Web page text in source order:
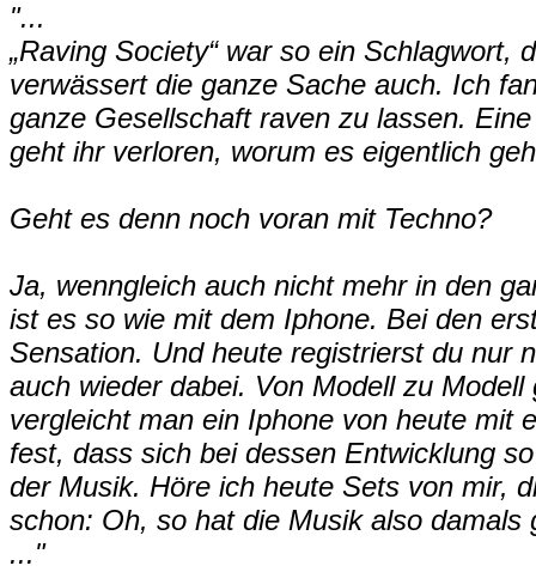
"...
„Raving Society“ war so ein
verwässert die ganze Sache auch. Ich
ganze Gesellschaft raven zu lassen.
geht ihr verloren, worum es eigentlich
Geht es denn noch voran mit Techno?
Ja, wenngleich auch nicht mehr in den
ist es so wie mit dem Iphone. Bei den
Sensation. Und heute registrierst du nur
auch wieder dabei. Von Modell zu
vergleicht man ein Iphone von heute mit
fest, dass sich bei dessen Entwicklung
der Musik. Höre ich heute Sets von mir,
schon: Oh, so hat die Musik also damals
..."